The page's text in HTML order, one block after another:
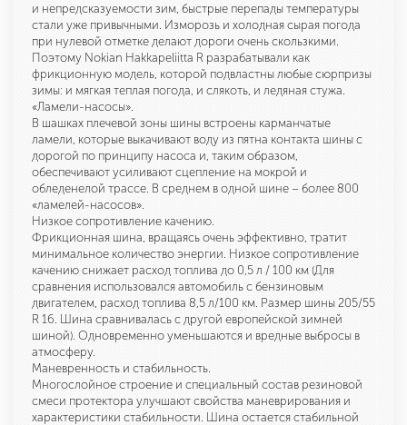
и непредсказуемости зим, быстрые перепады температуры
стали уже привычными. Изморозь и холодная сырая погода
при нулевой отметке делают дороги очень скользкими.
Поэтому Nokian Hakkapeliitta R разрабатывали как
фрикционную модель, которой подвластны любые сюрпризы
зимы: и мягкая теплая погода, и слякоть, и ледяная стужа.
«Ламели-насосы».
В шашках плечевой зоны шины встроены карманчатые
ламели, которые выкачивают воду из пятна контакта шины с
дорогой по принципу насоса и, таким образом,
обеспечивают усиливают сцепление на мокрой и
обледенелой трассе. В среднем в одной шине – более 800
«ламелей-насосов».
Низкое сопротивление качению.
Фрикционная шина, вращаясь очень эффективно, тратит
минимальное количество энергии. Низкое сопротивление
качению снижает расход топлива до 0,5 л / 100 км (Для
сравнения использовался автомобиль с бензиновым
двигателем, расход топлива 8,5 л/100 км. Размер шины 205/55
R 16. Шина сравнивалась с другой европейской зимней
шиной). Одновременно уменьшаются и вредные выбросы в
атмосферу.
Маневренность и стабильность.
Многослойное строение и специальный состав резиновой
смеси протектора улучшают свойства маневрирования и
характеристики стабильности. Шина остается стабильной